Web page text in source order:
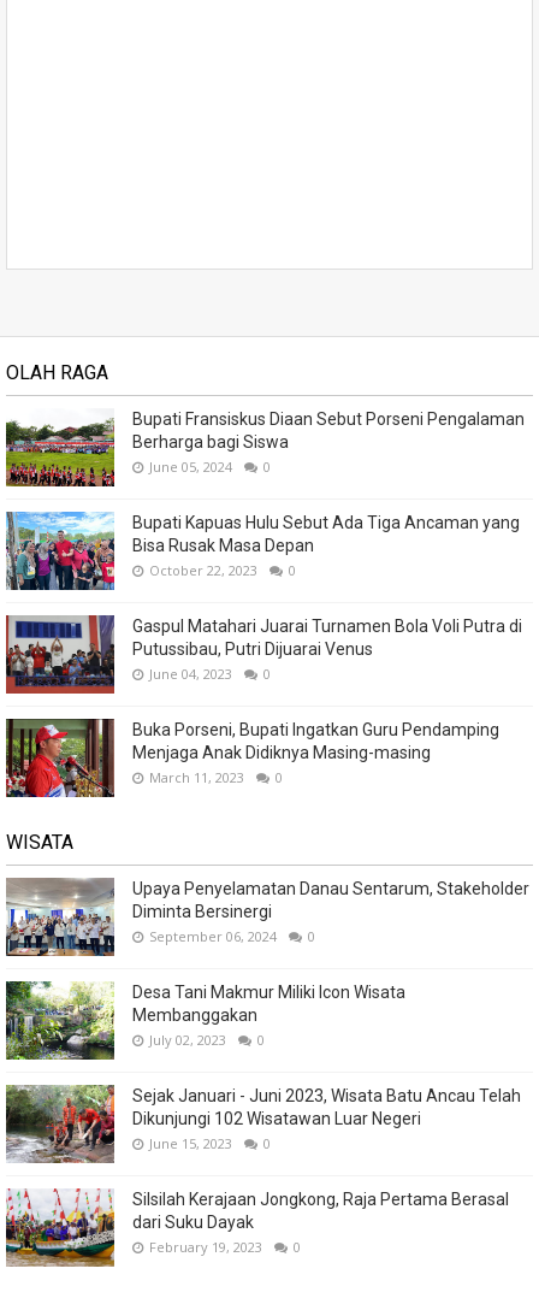
OLAH RAGA
Bupati Fransiskus Diaan Sebut Porseni Pengalaman
Berharga bagi Siswa
June 05, 2024 0
Bupati Kapuas Hulu Sebut Ada Tiga Ancaman yang
Bisa Rusak Masa Depan
October 22, 2023 0
Gaspul Matahari Juarai Turnamen Bola Voli Putra di
Putussibau, Putri Dijuarai Venus
June 04, 2023 0
Buka Porseni, Bupati Ingatkan Guru Pendamping
Menjaga Anak Didiknya Masing-masing
March 11, 2023 0
WISATA
Upaya Penyelamatan Danau Sentarum, Stakeholder
Diminta Bersinergi
September 06, 2024 0
Desa Tani Makmur Miliki Icon Wisata
Membanggakan
July 02, 2023 0
Sejak Januari - Juni 2023, Wisata Batu Ancau Telah
Dikunjungi 102 Wisatawan Luar Negeri
June 15, 2023 0
Silsilah Kerajaan Jongkong, Raja Pertama Berasal
dari Suku Dayak
February 19, 2023 0